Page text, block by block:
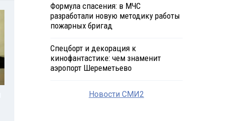
Формула спасения: в МЧС
разработали новую методику работы
пожарных бригад
Спецборт и декорация к
кинофантастике: чем знаменит
аэропорт Шереметьево
Новости СМИ2